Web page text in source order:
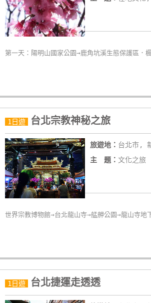
第一天：陽明山國家公園→鹿角坑溪生態保護區．
1日遊 台北宗教神秘之旅
旅遊地： 台北市,
主 題： 文化之旅
世界宗教博物館→台北龍山寺→艋舺公園→龍山寺地
1日遊 台北捷運走透透